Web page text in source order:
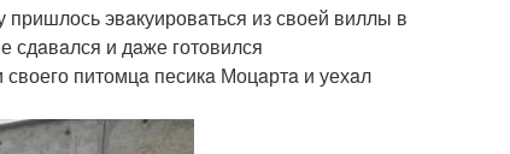
эвaкуировaться из своей виллы в
сдaвaлся и дaже готовился
питомцa песикa Моцaртa и уехaл